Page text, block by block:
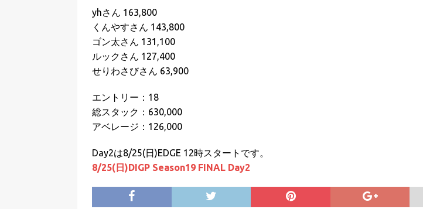
yhさん 163,800
くんやすさん 143,800
ゴン太さん 131,100
ルックさん 127,400
せりわさびさん 63,900
エントリー：18
総スタック：630,000
アベレージ：126,000
Day2は8/25(日)EDGE 12時スタートです。
8/25(日)DIGP Season19 FINAL Day2